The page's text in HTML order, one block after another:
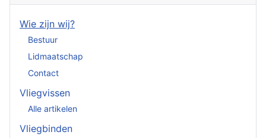
Wie zijn wij?
Bestuur
Lidmaatschap
Contact
Vliegvissen
Alle artikelen
Vliegbinden